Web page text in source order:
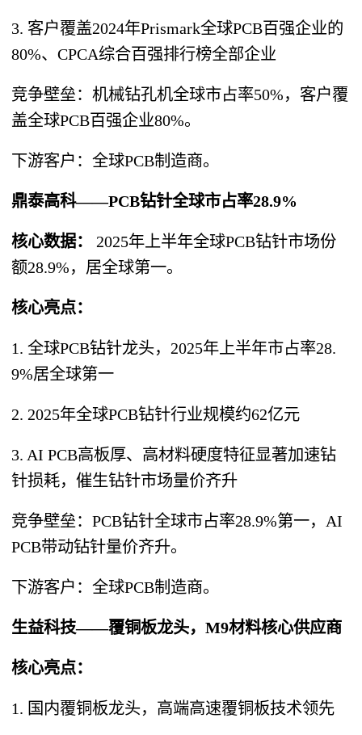
3. 客户覆盖2024年Prismark全球PCB百强企业的
80%、CPCA综合百强排行榜全部企业
竞争壁垒：机械钻孔机全球市占率50%，客户覆
盖全球PCB百强企业80%。
下游客户：全球PCB制造商。
鼎泰高科——PCB钻针全球市占率28.9%
核心数据：
2025年上半年全球PCB钻针市场份
额28.9%，居全球第一。
核心亮点：
1. 全球PCB钻针龙头，2025年上半年市占率28.
9%居全球第一
2. 2025年全球PCB钻针行业规模约62亿元
3. AI PCB高板厚、高材料硬度特征显著加速钻
针损耗，催生钻针市场量价齐升
竞争壁垒：PCB钻针全球市占率28.9%第一，AI
PCB带动钻针量价齐升。
下游客户：全球PCB制造商。
生益科技——覆铜板龙头，M9材料核心供应商
核心亮点：
1. 国内覆铜板龙头，高端高速覆铜板技术领先